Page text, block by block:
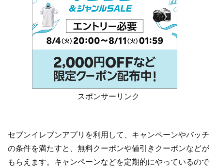
スポンサーリンク
セブンイレブンアプリを利用して、キャンペーンやバッチ
の条件を満たすと、無料クーポンや値引きクーポンなどが
もらえます。キャンペーンなどを定期的にやっているので